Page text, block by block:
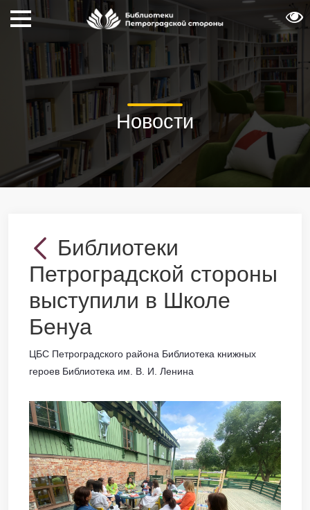
Новости
Библиотеки
Петроградской стороны
выступили в Школе
Бенуа
ЦБС Петроградского района Библиотека книжных
героев Библиотека им. В. И. Ленина